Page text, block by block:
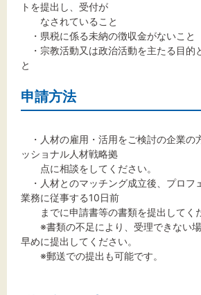
トを提出し、受付が
なされていること
・県税に係る未納の徴収金がないこと
・宗教活動又は政治活動を主たる目的
と
申請方法
・人材の雇用・活用をご検討の企業の
ッショナル人材戦略拠
点に相談をしてください。
・人材とのマッチング成立後、プロフ
業務に従事する10日前
までに申請書等の書類を提出してくだ
※書類の不足により、受理できない場
早めに提出してください。
※郵送での提出も可能です。